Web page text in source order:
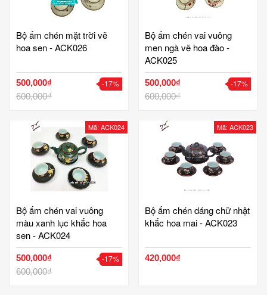
Bộ ấm chén mặt trời vẽ
hoa sen - ACK026
500,000₫
600,000₫
-17%
Bộ ấm chén vai vuông
men ngà vẽ hoa đào -
ACK025
500,000₫
600,000₫
-17%
Mã: ACK024
Bộ ấm chén vai vuông
màu xanh lục khắc hoa
sen - ACK024
500,000₫
600,000₫
-17%
Mã: ACK023
Bộ ấm chén dáng chữ nhật
khắc hoa mai - ACK023
420,000₫